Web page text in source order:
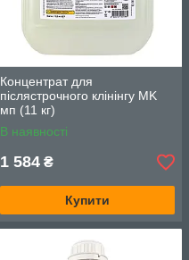
Концентрат для
післястрочного клінінгу MK
мп (11 кг)
В наявності
1 584 ₴
Купити